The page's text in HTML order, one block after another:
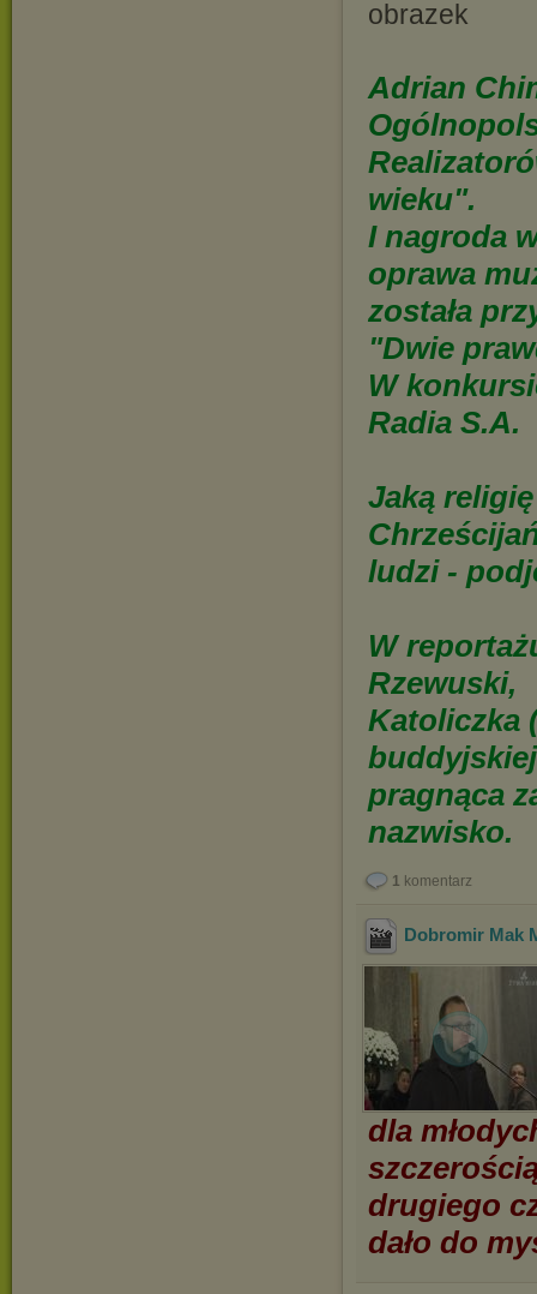
Adrian
wieku".
I nagroda
oprawa
została
"Dwie
W
Radia S.A.
Jaką
ludzi -
W
Rzewuski,
Katoliczka
pragnąca
nazwisko.
1 komentarz
Dobromir Mak
dla
drugiego
dało do